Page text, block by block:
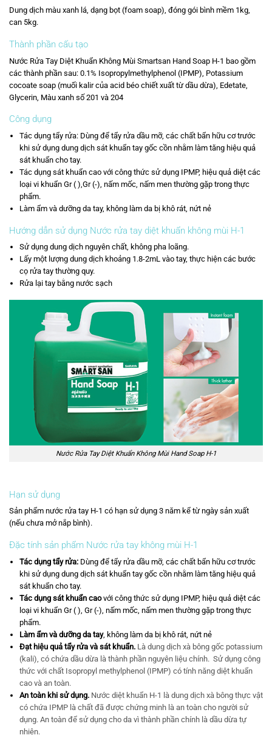
Dung dịch màu xanh lá, dạng bọt (foam soap), đóng gói bình mềm 1kg,
can 5kg.
Thành phần cấu tạo
Nước Rửa Tay Diệt Khuẩn Không Mùi Smartsan Hand Soap H-1 bao gồm
các thành phần sau: 0.1% Isopropylmethylphenol (IPMP), Potassium
cocoate soap (muối kalir của acid béo chiết xuất từ dầu dừa), Edetate,
Glycerin, Màu xanh số 201 và 204
Công dụng
Tác dụng tẩy rửa: Dùng để tẩy rửa dầu mỡ, các chất bẩn hữu cơ trước
khi sử dụng dung dịch sát khuẩn tay gốc cồn nhằm làm tăng hiệu quả
sát khuẩn cho tay.
Tác dụng sát khuẩn cao với công thức sử dụng IPMP, hiệu quả diệt các
loại vi khuẩn Gr ( ),Gr (-), nấm mốc, nấm men thường gặp trong thực
phẩm.
Làm ẩm và dưỡng da tay, không làm da bị khô rát, nứt nẻ
Hướng dẫn sử dụng Nước rửa tay diệt khuẩn không mùi H-1
Sử dụng dung dịch nguyên chất, không pha loãng.
Lấy một lượng dung dịch khoảng 1.8-2mL vào tay, thực hiện các bước
cọ rửa tay thường quy.
Rửa lại tay bằng nước sạch
Nước Rửa Tay Diệt Khuẩn Không Mùi Hand Soap H-1
Hạn sử dụng
Sản phẩm nước rửa tay H-1 có hạn sử dụng 3 năm kể từ ngày sản xuất
(nếu chưa mở nắp bình).
Đặc tính sản phẩm Nước rửa tay không mùi H-1
Tác dụng tẩy rửa:Dùng để tẩy rửa dầu mỡ, các chất bẩn hữu cơ trước
khi sử dụng dung dịch sát khuẩn tay gốc cồn nhằm làm tăng hiệu quả
sát khuẩn cho tay.
Tác dụng sát khuẩn caovới công thức sử dụng IPMP, hiệu quả diệt các
loại vi khuẩn Gr ( ), Gr (-), nấm mốc, nấm men thường gặp trong thực
phẩm.
Làm ẩm và dưỡng da tay, không làm da bị khô rát, nứt nẻ
Đạt hiệu quả tẩy rửa và sát khuẩn.Là dung dịch xà bông gốc potassium
(kali), có chứa dầu dừa là thành phần nguyên liệu chính. Sử dụng công
thức với chất Isopropyl methylphenol (IPMP) có tính năng diệt khuẩn
cao và an toàn.
An toàn khi sử dụng.Nước diệt khuẩn H-1 là dung dịch xà bông thực vật
có chứa IPMP là chất đã được chứng minh là an toàn cho người sử
dụng. An toàn để sử dụng cho da vì thành phần chính là dầu dừa tự
nhiên.